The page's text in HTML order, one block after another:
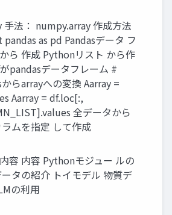
法： numpy.array 作成方法
as pd Pandasデータ フ
ら 作成 Pythonリスト から作
pandasデータフレーム #
らarrayへの変換 Aarray =
Aarray = df.loc[:,
全データから
ムを指定 して作成
容 内容 Pythonモジュー ルの
タの紹介 トイモデル 物質デ
の利用